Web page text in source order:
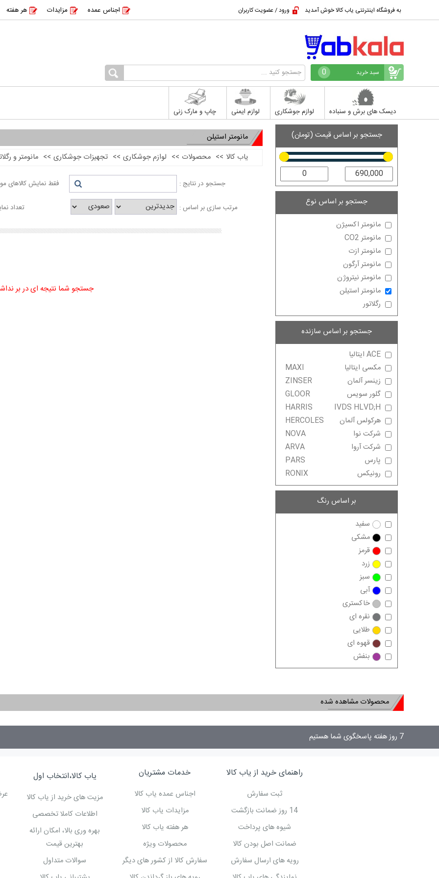
به فروشگاه اینترنتی یاب کالا خوش آمدید ورود / عضویت کاربران اجناس عمده مزایدات هر هفته
سبد خرید 0
دیسک های برش و سنباده لوازم جوشکاری لوازم ایمنی چاپ و مارک زنی
جستجو بر اساس قیمت (تومان)
جستجو بر اساس نوع
مانومتر اکسیژن
مانومتر CO2
مانومتر ازت
مانومتر آرگون
مانومتر نیتروژن
مانومتر استیلن
رگلاتور
جستجو بر اساس سازنده
ACE ایتالیا
مکسی ایتالیا
MAXI
زینسر آلمان
ZINSER
گلور سویس
GLOOR
IVDS HLVD;H
HARRIS
هرکولس آلمان
HERCOLES
شرکت نوا
NOVA
شرکت آروا
ARVA
پارس
PARS
رونیکس
RONIX
بر اساس رنگ
سفید
مشکی
قرمز
زرد
سبز
آبی
خاکستری
نقره ای
طلایی
قهوه ای
بنفش
مانومتر استیلن
یاب کالا >> محصولات >> لوازم جوشکاری >> تجهیزات جوشکاری >> مانومتر و
جستجو در نتایج : فقط نمایش کالاهای
مرتب سازی بر اساس : تعداد
جستجو شما نتیجه ای در بر
محصولات مشاهده شده
7 روز هفته پاسخگوی شما هستیم
راهنمای خرید از یاب کالا
ثبت سفارش
14 روز ضمانت بازگشت
شیوه های پرداخت
ضمانت اصل بودن کالا
رویه های ارسال سفارش
خدمات مشتریان
اجناس عمده یاب کالا
مزایدات یاب کالا
هر هفته یاب کالا
محصولات ویژه
سفارش کالا از کشور های دیگر
یاب کالا،انتخاب اول
مزیت های خرید از یاب کالا
اطلاعات کاملا تخصصی
بهره وری بالا، امکان ارائه
بهترین قیمت
سوالات متداول